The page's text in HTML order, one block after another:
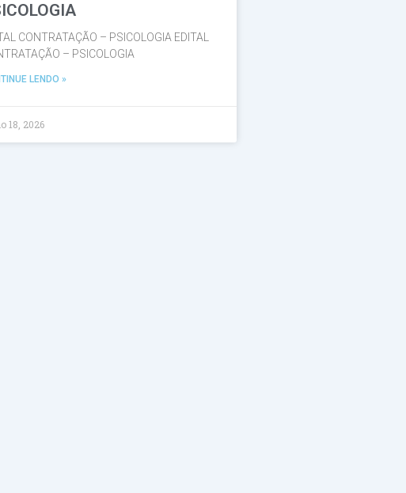
CONTRATAÇÃO – PSICOLOGIA EDITAL
– PSICOLOGIA
LENDO »
18, 2026